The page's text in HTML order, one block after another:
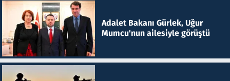
Adalet Bakanı Gürlek, Uğur
Mumcu'nun ailesiyle görüştü